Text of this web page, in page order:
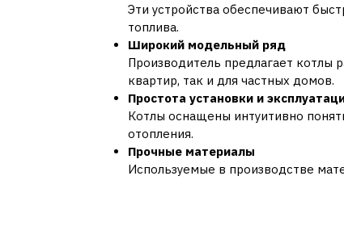
Эти устройства обеспечивают
топлива.
Широкий модельный ряд
Производитель предлагает
квартир, так и для частных домов.
Простота установки и
Котлы оснащены интуитивно
отопления.
Прочные материалы
Используемые в производстве